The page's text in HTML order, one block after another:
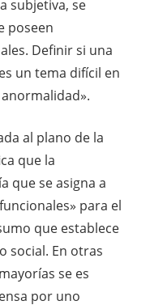
subjetiva, se
poseen
Definir si una
un tema difícil en
al plano de la
que la
que se asigna a
para el
que establece
social. En otras
se es
por uno